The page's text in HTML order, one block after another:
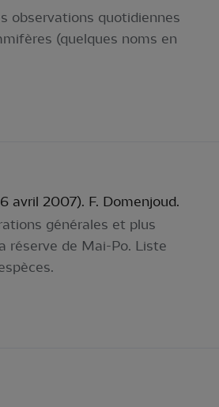
observations quotidiennes
(quelques noms en
avril 2007). F. Domenjoud.
générales et plus
réserve de Mai-Po. Liste